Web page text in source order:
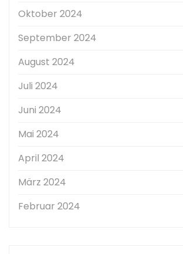
Oktober 2024
September 2024
August 2024
Juli 2024
Juni 2024
Mai 2024
April 2024
März 2024
Februar 2024